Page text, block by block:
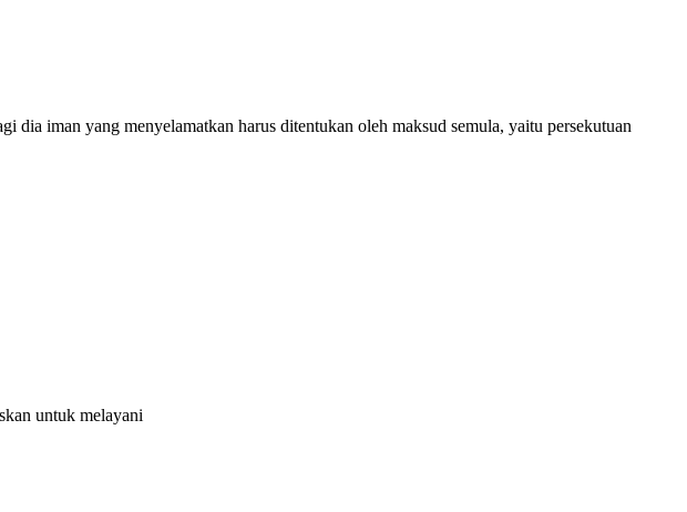
dia iman yang menyelamatkan harus ditentukan oleh maksud semula, yaitu persekutuan
untuk melayani